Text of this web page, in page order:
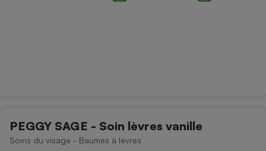
PEGGY SAGE - Soin lèvres vanille
Soins du visage - Baumes à lèvres